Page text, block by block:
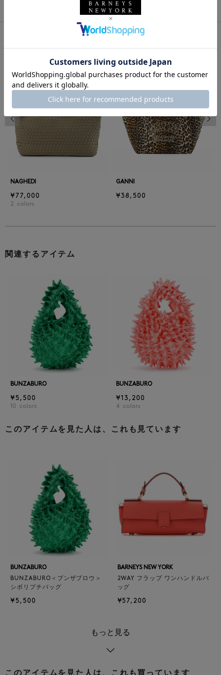
NAGHEDI
¥77,000
2 colors
GANNI
¥38,500
前の画像 次の
関連するアイテム
BUNZABURO
¥5,500
10 colors
BUNZABURO
¥13,200
4 colors
このアイテムを見た人は、これも見ています
BUNZABURO
BUNZABURO＜ブンザブロウ＞
シボリプチバッグ
¥5,500
BARNEYS NEW YORK
2WAY フラップ ワンハンドルバ
ッグ
¥57,200
もっと見る